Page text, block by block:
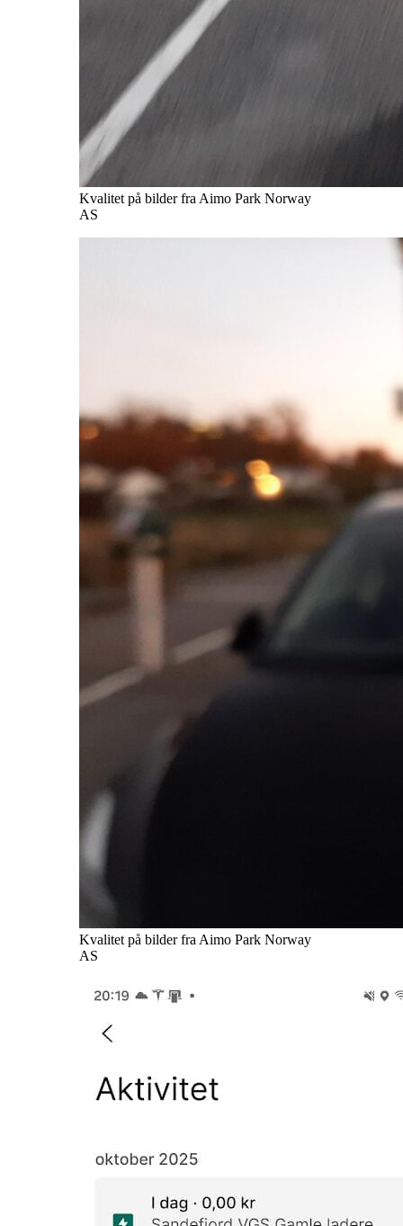
Kvalitet på bilder fra Aimo Park Norway
AS
Kvalitet på bilder fra Aimo Park Norway
AS